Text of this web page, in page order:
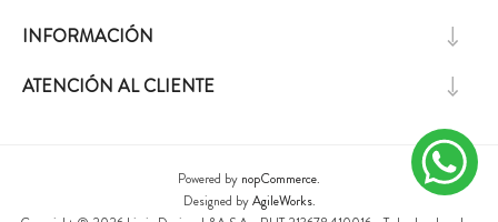
INFORMACIÓN
ATENCIÓN AL CLIENTE
Powered by nopCommerce.
Designed byAgileWorks.